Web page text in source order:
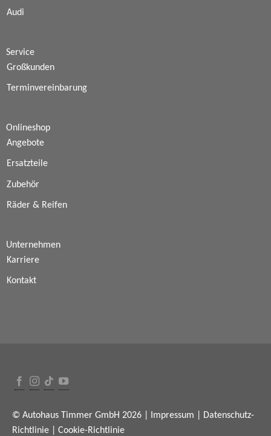
Audi
Service
Großkunden
Terminvereinbarung
Onlineshop
Angebote
Ersatzteile
Zubehör
Räder & Reifen
Unternehmen
Karriere
Kontakt
© Autohaus Timmer GmbH 2026 | Impressum
Datenschutz-
Richtlinie
Cookie-Richtlinie